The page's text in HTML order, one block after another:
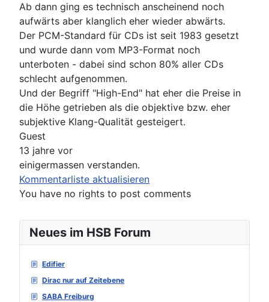
Neues im HSB Forum
Edifier
Dirac nur auf Zeitebene
SABA Freiburg
Ab dann ging es technisch anscheinend noch
aufwärts aber klanglich eher wieder abwärts.
Der PCM-Standard für CDs ist seit 1983 gesetzt
und wurde dann vom MP3-Format noch
unterboten - dabei sind schon 80% aller CDs
schlecht aufgenommen.
Und der Begriff "High-End" hat eher die Preise in
die Höhe getrieben als die objektive bzw. eher
subjektive Klang-Qualität gesteigert.
Guest
13 jahre vor
einigermassen verstanden.
Kommentarliste aktualisieren
You have no rights to post comments